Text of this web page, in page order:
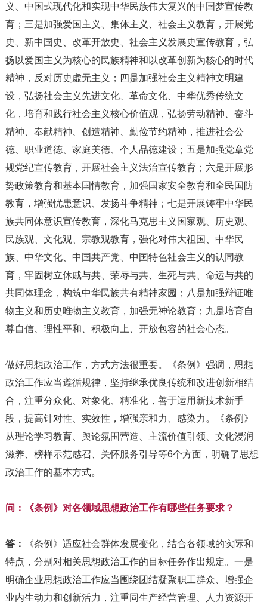
义、中国式现代化和实现中华民族伟大复兴的中国梦宣传教
育；三是加强爱国主义、集体主义、社会主义教育，开展党
史、新中国史、改革开放史、社会主义发展史宣传教育，弘
扬以爱国主义为核心的民族精神和以改革创新为核心的时代
精神，反对历史虚无主义；四是加强社会主义精神文明建
设，弘扬社会主义先进文化、革命文化、中华优秀传统文
化，培育和践行社会主义核心价值观，弘扬劳动精神、奋斗
精神、奉献精神、创造精神、勤俭节约精神，推进社会公
德、职业道德、家庭美德、个人品德建设；五是加强党章党
规党纪宣传教育，开展社会主义法治宣传教育；六是开展形
势政策教育和基本国情教育，加强国家安全教育和全民国防
教育，增强忧患意识、发扬斗争精神；七是开展铸牢中华民
族共同体意识宣传教育，深化马克思主义国家观、历史观、
民族观、文化观、宗教观教育，强化对伟大祖国、中华民
族、中华文化、中国共产党、中国特色社会主义的认同教
育，牢固树立休戚与共、荣辱与共、生死与共、命运与共的
共同体理念，构筑中华民族共有精神家园；八是加强辩证唯
物主义和历史唯物主义教育，加强无神论教育；九是培育自
尊自信、理性平和、积极向上、开放包容的社会心态。
做好思想政治工作，方式方法很重要。《条例》强调，思想
政治工作应当遵循规律，坚持继承优良传统和改进创新相结
合，注重分众化、对象化、精准化，善于运用新技术新手
段，提高针对性、实效性，增强亲和力、感染力。《条例》
从理论学习教育、舆论氛围营造、主流价值引领、文化浸润
滋养、榜样示范感召、关怀服务引导等6个方面，明确了思想
政治工作的基本方式。
问：《条例》对各领域思想政治工作有哪些任务要求？
答：
《条例》适应社会群体发展变化，结合各领域的实际和
特点，分别对相关思想政治工作的目标任务作出规定。一是
明确企业思想政治工作应当围绕团结凝聚职工群众、增强企
业内生动力和创新活力，注重同生产经营管理、人力资源开